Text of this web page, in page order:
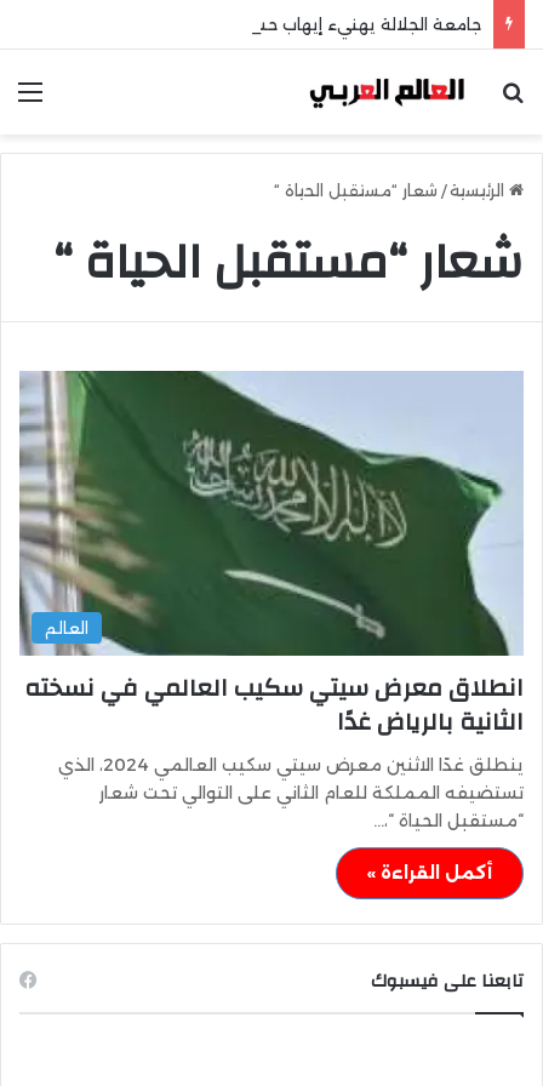
بحث عن
الرئيسية/ شعار “مستقبل الحياة “
شعار “مستقبل الحياة “
العالم
انطلاق معرض سيتي سكيب العالمي في نسخته
الثانية بالرياض غدًا
ينطلق غدًا الاثنين معرض سيتي سكيب العالمي 2024، الذي
تستضيفه المملكة للعام الثاني على التوالي تحت شعار
“مستقبل الحياة “،…
أكمل القراءة »
تابعنا على فيسبوك